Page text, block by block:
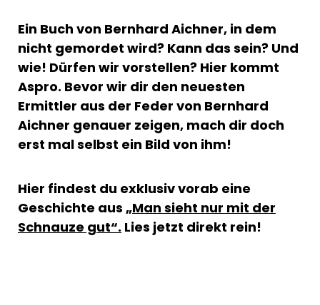
Ein Buch von Bernhard Aichner, in dem
nicht gemordet wird? Kann das sein? Und
wie! Dürfen wir vorstellen? Hier kommt
Aspro. Bevor wir dir den neuesten
Ermittler aus der Feder von Bernhard
Aichner genauer zeigen, mach dir doch
erst mal selbst ein Bild von ihm!
Hier findest du exklusiv vorab eine
Geschichte aus „Man sieht nur mit der
Schnauze gut“. Lies jetzt direkt rein!